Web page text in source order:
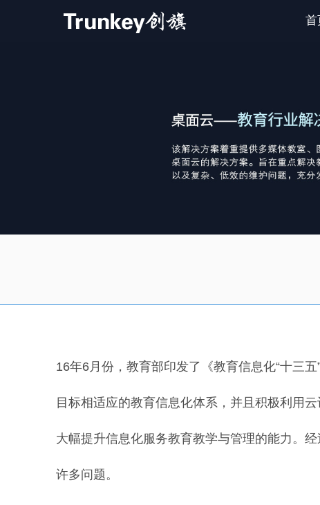
首
16年6月份，教育部印发了《教育信息化“十三
目标相适应的教育信息化体系，并且积极利用
大幅提升信息化服务教育教学与管理的能力。
许多问题。